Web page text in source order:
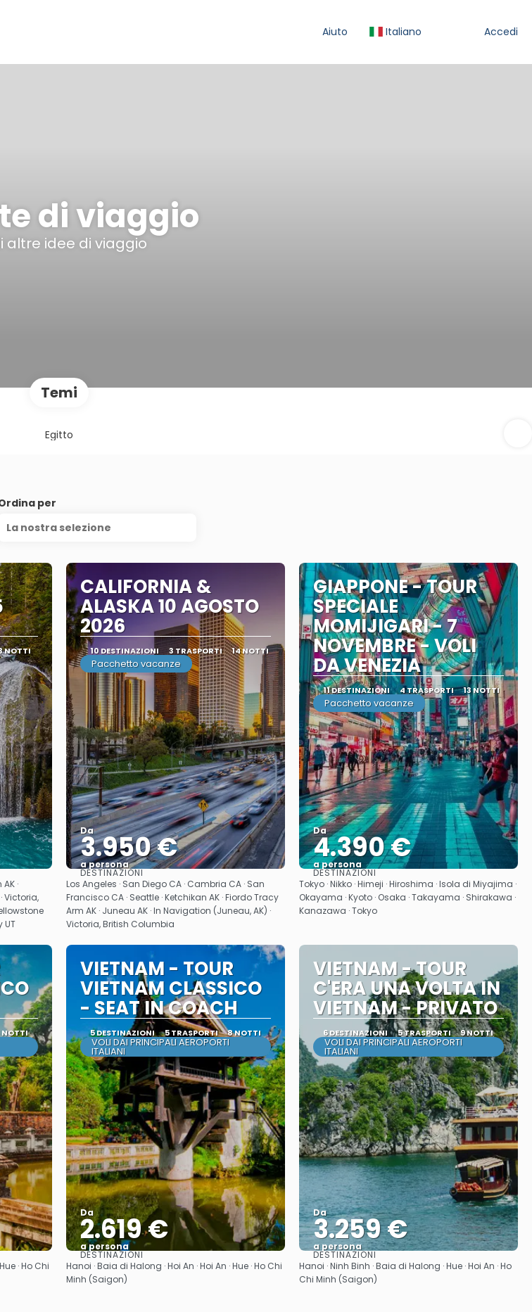
Aiuto Italiano Accedi
di viaggio
altre idee di viaggio
Temi
Egitto
per
La nostra selezione
NOTTI
·
Victoria,
UT
CALIFORNIA &
ALASKA 10 AGOSTO
2026
10 DESTINAZIONI 3 TRASPORTI 14 NOTTI
Pacchetto vacanze
Da
3.950 €
a persona
Vedere
DESTINAZIONI
Los Angeles · San Diego CA · Cambria CA · San
Francisco CA · Seattle · Ketchikan AK · Fiordo Tracy
Arm AK · Juneau AK · In Navigation (Juneau, AK) ·
Victoria, British Columbia
GIAPPONE - TOUR
SPECIALE
MOMIJIGARI - 7
NOVEMBRE - VOLI
DA VENEZIA
11 DESTINAZIONI 4 TRASPORTI 13 NOTTI
Pacchetto vacanze
Da
4.390 €
a persona
Vedere
DESTINAZIONI
Tokyo · Nikko · Himeji · Hiroshima · Isola di Miyajima ·
Okayama · Kyoto · Osaka · Takayama · Shirakawa ·
Kanazawa · Tokyo
NOTTI
· Ho Chi
VIETNAM - TOUR
VIETNAM CLASSICO
- SEAT IN COACH
5 DESTINAZIONI 5 TRASPORTI 8 NOTTI
VOLI DAI PRINCIPALI AEROPORTI
ITALIANI
Da
2.619 €
a persona
Vedere
DESTINAZIONI
Hanoi · Baia di Halong · Hoi An · Hoi An · Hue · Ho Chi
Minh (Saigon)
VIETNAM - TOUR
C'ERA UNA VOLTA IN
VIETNAM - PRIVATO
6 DESTINAZIONI 5 TRASPORTI 9 NOTTI
VOLI DAI PRINCIPALI AEROPORTI
ITALIANI
Da
3.259 €
a persona
Vedere
DESTINAZIONI
Hanoi · Ninh Binh · Baia di Halong · Hue · Hoi An · Ho
Chi Minh (Saigon)